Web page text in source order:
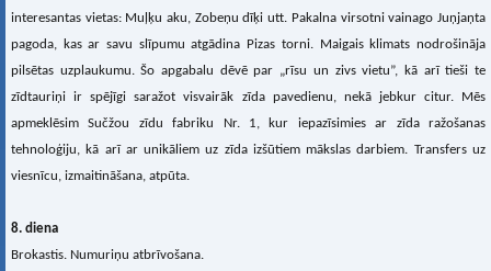
interesantas vietas: Muļķu aku, Zobeņu dīķi utt. Pakalna virsotni vainago Juņjaņta
pagoda, kas ar savu slīpumu atgādina Pizas torni. Maigais klimats nodrošināja
pilsētas uzplaukumu. Šo apgabalu dēvē par „rīsu un zivs vietu”, kā arī tieši te
zīdtauriņi ir spējīgi saražot visvairāk zīda pavedienu, nekā jebkur citur. Mēs
apmeklēsim Sučžou zīdu fabriku Nr. 1, kur iepazīsimies ar zīda ražošanas
tehnoloģiju, kā arī ar unikāliem uz zīda izšūtiem mākslas darbiem. Transfers uz
viesnīcu, izmaitināšana, atpūta.
8. diena
Brokastis. Numuriņu atbrīvošana.